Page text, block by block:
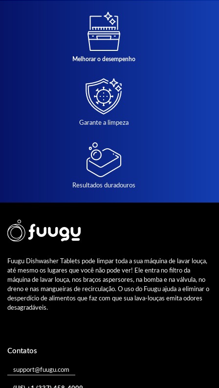
Melhorar o desempenho
Garante a limpeza
Resultados duradouros
Fuugu Dishwasher Tablets pode limpar toda a sua máquina de lavar louça,
até mesmo os lugares que você não pode ver! Ele entra no filtro da
máquina de lavar louça, nos braços aspersores, na bomba e na válvula, no
dreno e nas mangueiras de recirculação. O uso do Fuugu ajuda a eliminar o
desperdício de alimentos que faz com que sua lava-louças emita odores
desagradáveis.
Contatos
support@fuugu.com